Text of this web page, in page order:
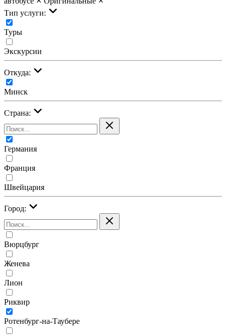
Тип услуги:
Туры
Экскурсии
Откуда:
Минск
Страна:
Германия
Франция
Швейцария
Город:
Вюрцбург
Женева
Лион
Риквир
Ротенбург-на-Таубере